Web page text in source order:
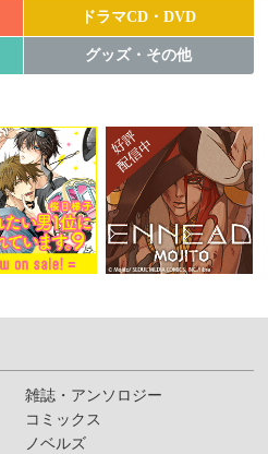
ドラマCD・DVD
グッズ・その他
雑誌・アンソロジー
コミックス
ノベルズ